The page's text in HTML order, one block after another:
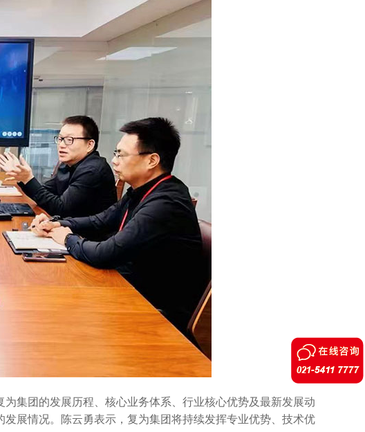
集团的发展历程、核心业务体系、行业核心优势及最新发展动
展情况。陈云勇表示，复为集团将持续发挥专业优势、技术优